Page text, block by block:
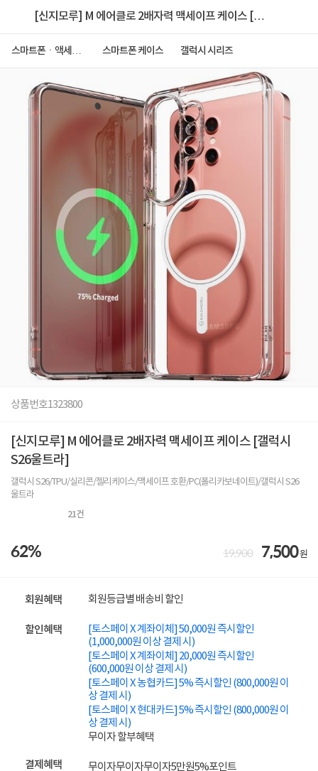
[신지모루] M 에어클로 2배자력 맥세이프 케이스 [갤
스마트폰ㆍ액세서
스마트폰 케이스 갤럭시 시리즈
상품번호1323800
[신지모루] M 에어클로 2배자력 맥세이프 케이스 [갤럭시
S26울트라]
갤럭시 S26/TPU/실리콘/젤리케이스/맥세이프 호환/PC(폴리카보네이트)/갤럭시 S26
울트라
21건
62% 19,900 7,500원
회원혜택 회원등급별 배송비 할인
할인혜택
[토스페이 X 계좌이체] 50,000원 즉시할인
(1,000,000원 이상 결제 시)
[토스페이 X 계좌이체] 20,000원 즉시할인
(600,000원 이상 결제 시)
[토스페이 X 농협카드] 5% 즉시할인 (800,000원 이
상 결제 시)
[토스페이 X 현대카드] 5% 즉시할인 (800,000원 이
상 결제 시)
무이자 할부혜택
결제혜택 무이자무이자무이자5만원5%포인트